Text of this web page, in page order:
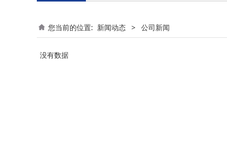
您当前的位置: 新闻动态 > 公司新闻
没有数据